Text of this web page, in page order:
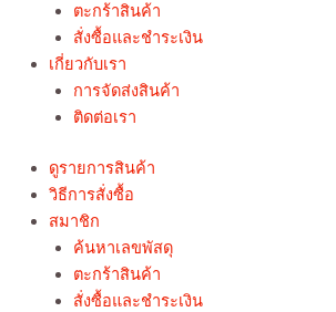
ตะกร้าสินค้า
สั่งซื้อและชำระเงิน
เกี่ยวกับเรา
การจัดส่งสินค้า
ติดต่อเรา
ดูรายการสินค้า
วิธีการสั่งซื้อ
สมาชิก
ค้นหาเลขพัสดุ
ตะกร้าสินค้า
สั่งซื้อและชำระเงิน